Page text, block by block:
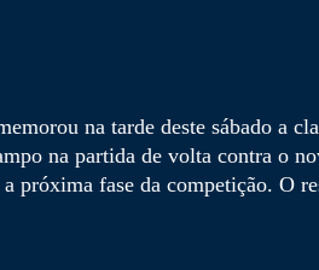
na tarde deste sábado a
na partida de volta contra o
próxima fase da competição. O